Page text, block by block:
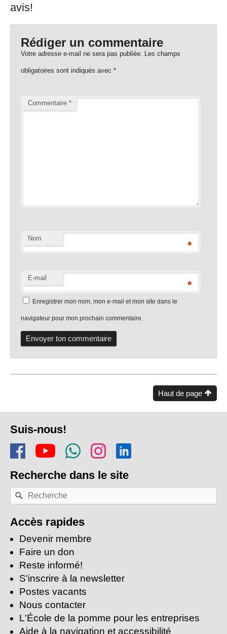
avis!
Rédiger un commentaire
Votre adresse e-mail ne sera pas publiée. Les champs
obligatoires sont indiqués avec *
Commentaire *
Nom
*
E-mail
*
Enregistrer mon nom, mon e-mail et mon site dans le
navigateur pour mon prochain commentaire.
Haut de page
de
page
Suis-nous!
Rejoins-nous sur Facebook
Regarde-nous sur
Rejoins notre
Suis-nous sur
Recherche dans le site
Recherche
par
clés:
Rechercher
Accès rapides
Devenir membre
Faire un don
Reste informé!
S'inscrire à la newsletter
Postes vacants
Nous contacter
L'École de la pomme pour les entreprises
Aide à la navigation et accessibilité